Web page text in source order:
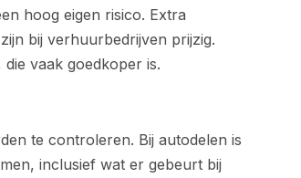
hoog eigen risico. Extra
bij verhuurbedrijven prijzig.
vaak goedkoper is.
te controleren. Bij autodelen is
inclusief wat er gebeurt bij